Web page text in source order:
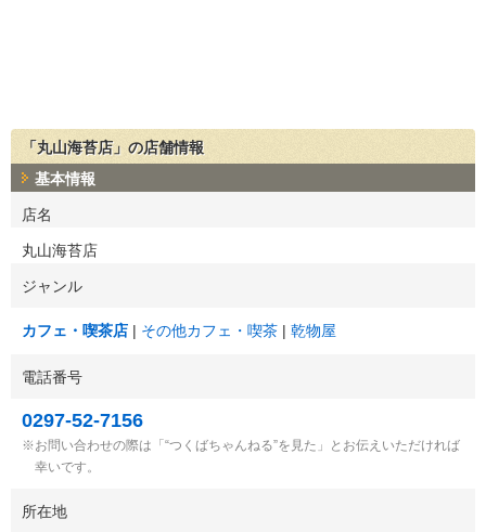
「丸山海苔店」の店舗情報
基本情報
店名
丸山海苔店
ジャンル
カフェ・喫茶店 その他カフェ・喫茶 乾物屋
電話番号
0297-52-7156
お問い合わせの際は「“つくばちゃんねる”を見た」とお伝えいただければ
幸いです。
所在地